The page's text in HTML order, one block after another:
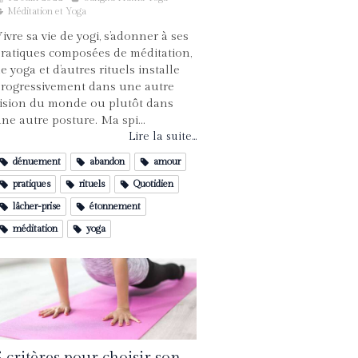
Méditation et Yoga
sa vie de yogi, s’adonner à ses
composées de méditation,
yoga et d’autres rituels installe
dans une autre
du monde ou plutôt dans
autre posture. Ma spi...
Lire la suite...
dénuement abandon
amour
pratiques
rituels
Quotidien
lâcher-prise
étonnement
méditation
yoga